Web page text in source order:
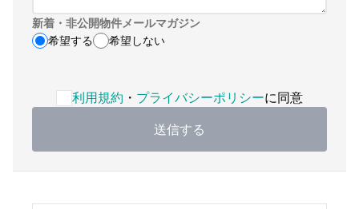
新着・非公開物件メールマガジン
希望する
希望しない
利用規約 ・ プライバシーポリシーに同意
送信する
利用規約・プライバシーポリシーへの同意が必要です